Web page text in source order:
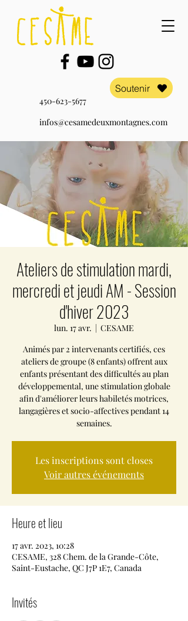
Soutenir
450-623-5677
infos@cesamedeuxmontagnes.com
Ateliers de stimulation mardi,
mercredi et jeudi AM - Session
d'hiver 2023
lun. 17 avr.
  |
CESAME
Animés par 2 intervenants certifiés, ces
ateliers de groupe (8 enfants) offrent aux
enfants présentant des difficultés au plan
développemental, une stimulation globale
afin d'améliorer leurs habiletés motrices,
langagières et socio-affectives pendant 14
semaines.
Les inscriptions sont closes
Voir autres événements
Heure et lieu
17 avr. 2023, 10:28
CESAME, 328 Chem. de la Grande-Côte,
Saint-Eustache, QC J7P 1E7, Canada
Invités